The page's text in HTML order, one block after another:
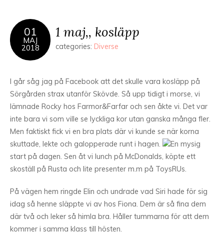
01
MAJ
2018
1 maj,, kosläpp
categories: Diverse
I går såg jag på Facebook att det skulle vara kosläpp på
Sörgården strax utanför Skövde. Så upp tidigt i morse, vi
lämnade Rocky hos Farmor&Farfar och sen åkte vi. Det var
inte bara vi som ville se lyckliga kor utan ganska många fler.
Men faktiskt fick vi en bra plats där vi kunde se när korna
skuttade, lekte och galopperade runt i hagen.
En mysig
start på dagen. Sen åt vi lunch på McDonalds, köpte ett
skoställ på Rusta och lite presenter m.m på ToysRUs.
På vägen hem ringde Elin och undrade vad Siri hade för sig
idag så henne släppte vi av hos Fiona. Dem är så fina dem
där två och leker så himla bra. Håller tummarna för att dem
kommer i samma klass till hösten.